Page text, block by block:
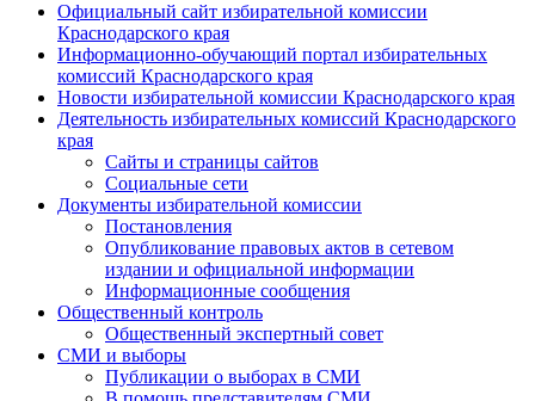
Официальный сайт избирательной комиссии
Краснодарского края
Информационно-обучающий портал избирательных
комиссий Краснодарского края
Новости избирательной комиссии Краснодарского края
Деятельность избирательных комиссий Краснодарского
края
Сайты и страницы сайтов
Социальные сети
Документы избирательной комиссии
Постановления
Опубликование правовых актов в сетевом
издании и официальной информации
Информационные сообщения
Общественный контроль
Общественный экспертный совет
СМИ и выборы
Публикации о выборах в СМИ